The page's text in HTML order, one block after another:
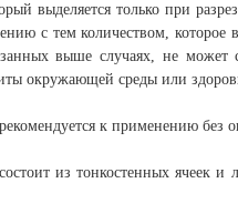
выделяется только при
с тем количеством, которое
выше случаях, не
окружающей среды или
к применению без
из тонкостенных